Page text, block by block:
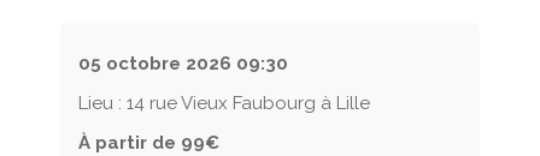
05 octobre 2026 09:30
Lieu : 14 rue Vieux Faubourg à Lille
À partir de 99€